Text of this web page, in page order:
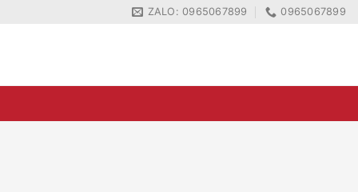
ZALO: 0965067899 0965067899